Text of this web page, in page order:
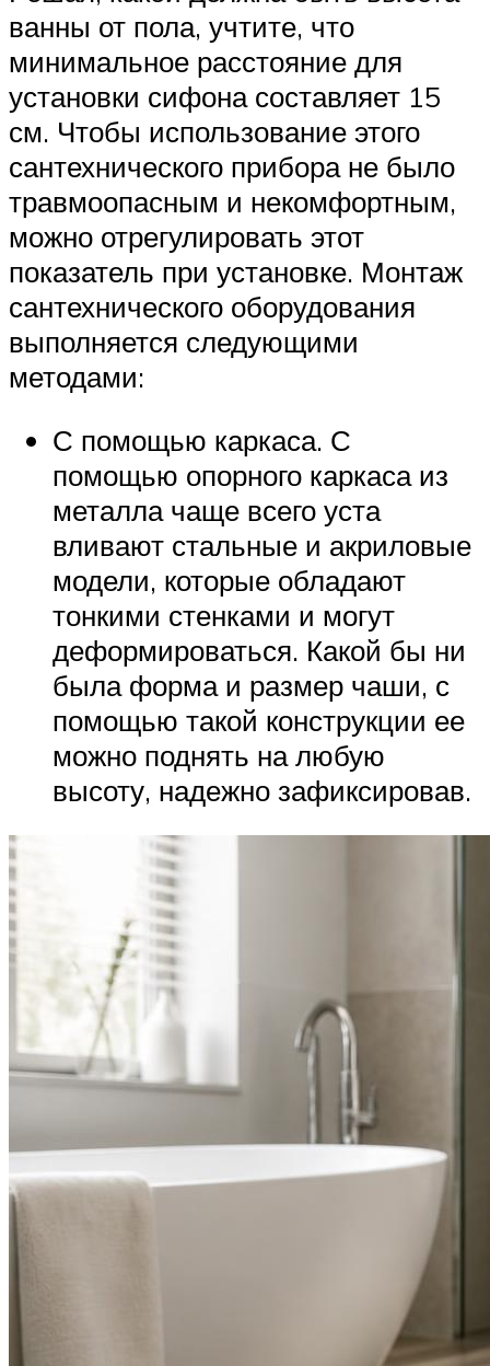
ванны от пола, учтите, что
минимальное расстояние для
установки сифона составляет 15
см. Чтобы использование этого
сантехнического прибора не было
травмоопасным и некомфортным,
можно отрегулировать этот
показатель при установке. Монтаж
сантехнического оборудования
выполняется следующими
методами:
С помощью каркаса. С
помощью опорного каркаса из
металла чаще всего уста
вливают стальные и акриловые
модели, которые обладают
тонкими стенками и могут
деформироваться. Какой бы ни
была форма и размер чаши, с
помощью такой конструкции ее
можно поднять на любую
высоту, надежно зафиксировав.